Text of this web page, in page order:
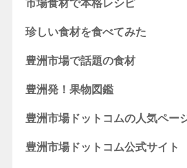
市場食材で本格レシピ
珍しい食材を食べてみた
豊洲市場で話題の食材
豊洲発！果物図鑑
豊洲市場ドットコムの人気ペー
豊洲市場ドットコム公式サイト